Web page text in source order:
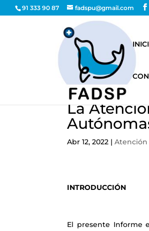
91 333 90 87 fadspu@gmail.com
La
Abr 12, 2022 |Atención
INTRODUCCIÓN
El presente Informe